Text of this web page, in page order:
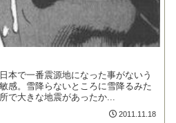
本で一番震源地になった事がないう
感。雪降らないところに雪降るみた
で大きな地震があったか...
2011.11.18